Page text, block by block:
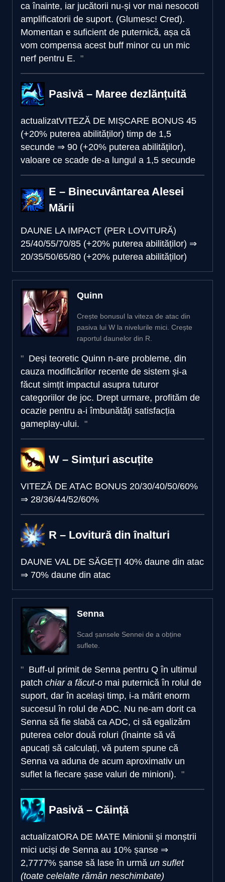
ca înainte, iar jucătorii nu-și vor mai nesocoti
amplificatorii de suport. (Glumesc! Cred).
Momentan e suficient de puternică, așa că
vom compensa acest buff minor cu un mic
nerf pentru E.
Pasivă – Maree dezlănțuită
actualizatVITEZĂ DE MIȘCARE BONUS 45
(+20% puterea abilităților) timp de 1,5
secunde ⇒ 90 (+20% puterea abilităților),
valoare ce scade de-a lungul a 1,5 secunde
E – Binecuvântarea Alesei
Mării
DAUNE LA IMPACT (PER LOVITURĂ)
25/40/55/70/85 (+20% puterea abilităților) ⇒
20/35/50/65/80 (+20% puterea abilităților)
Quinn
Crește bonusul la viteza de atac din
pasiva lui W la nivelurile mici. Crește
raportul daunelor din R.
Deși teoretic Quinn n-are probleme, din
cauza modificărilor recente de sistem și-a
făcut simțit impactul asupra tuturor
categoriilor de joc. Drept urmare, profităm de
ocazie pentru a-i îmbunătăți satisfacția
gameplay-ului.
W – Simțuri ascuțite
VITEZĂ DE ATAC BONUS 20/30/40/50/60%
⇒ 28/36/44/52/60%
R – Lovitură din înalturi
DAUNE VAL DE SĂGEȚI 40% daune din atac
⇒ 70% daune din atac
Senna
Scad șansele Sennei de a obține
suflete.
Buff-ul primit de Senna pentru Q în ultimul
patch chiar a făcut-o mai puternică în rolul de
suport, dar în același timp, i-a mărit enorm
succesul în rolul de ADC. Nu ne-am dorit ca
Senna să fie slabă ca ADC, ci să egalizăm
puterea celor două roluri (înainte să vă
apucați să calculați, vă putem spune că
Senna va aduna de acum aproximativ un
suflet la fiecare șase valuri de minioni).
Pasivă – Căință
actualizatORA DE MATE Minionii și monștrii
mici uciși de Senna au 10% șanse ⇒
2,7777% șanse să lase în urmă un suflet
(toate celelalte rămân neschimbate)